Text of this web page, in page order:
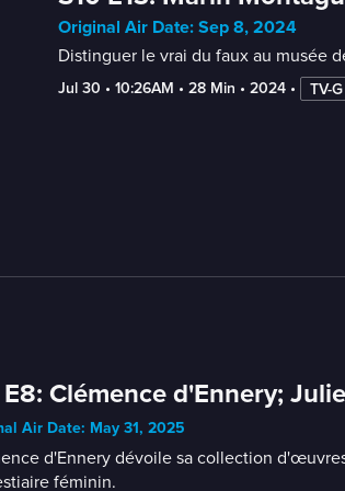
Original Air Date: Sep 8, 2024
Distinguer le vrai du faux au musée
Jul 30 • 10:26AM • 28 Min • 2024 • TV-G
E8: Clémence d'Ennery;
Air Date: May 31, 2025
d'Ennery dévoile sa collection
féminin.